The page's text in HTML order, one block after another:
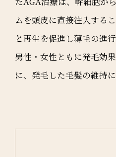
ムを頭皮に直接注入する
と再生を促進し薄毛の進
男性・女性ともに発毛効
に、発毛した毛髪の維持